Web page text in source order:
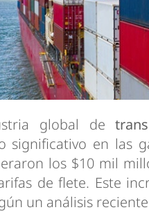
global de
significativo en las
los $10 mil
de flete. Este
un análisis